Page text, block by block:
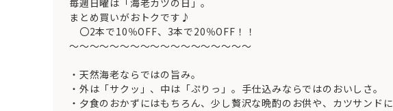
まとめ買いがおトクです♪
〇2本で10％OFF、3本で20％OFF！！
～～～～～～～～～～～～～～～～～～
・天然海老ならではの旨み。
・外は「サクッ」、中は「ぷりっ」。手仕込みならではのおいしさ。
・夕食のおかずにはもちろん、少し贅沢な晩酌のお供や、カツサンドに